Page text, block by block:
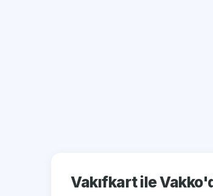
Vakıfkart ile